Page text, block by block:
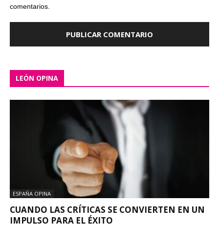
comentarios.
LEÓN OPINA
ESPAÑA OPINA
CUANDO LAS CRÍTICAS SE CONVIERTEN EN UN
IMPULSO PARA EL ÉXITO